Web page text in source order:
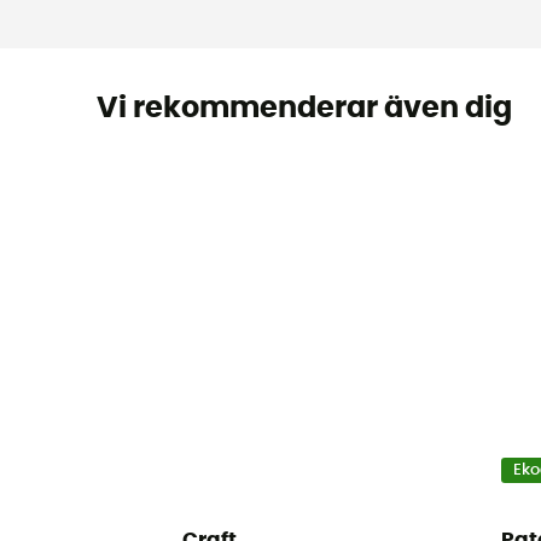
Vi rekommenderar även dig